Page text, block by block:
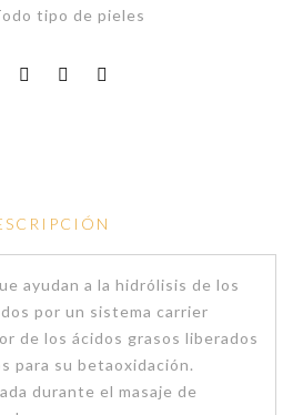
tipo de pieles
ayudan a la hidrólisis de los
por un sistema carrier
de los ácidos grasos liberados
para su betaoxidación.
durante el masaje de